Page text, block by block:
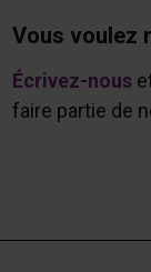
Vous voulez
Écrivez-nous
faire partie de